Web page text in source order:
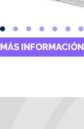
MÁS INFORMACIÓN